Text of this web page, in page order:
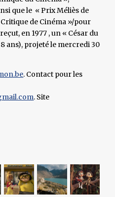
que le « Prix Méliès de
de Cinéma »/pour
en 1977 , un « César du
ans), projeté le mercredi 30
. Contact pour les
. Site